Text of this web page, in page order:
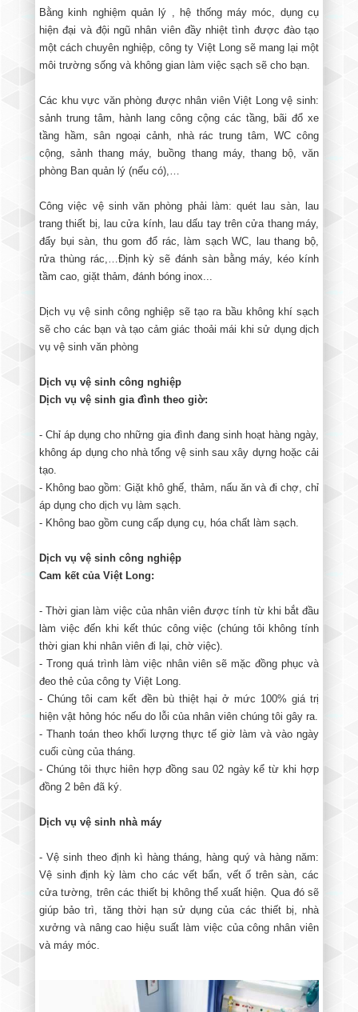
Bằng kinh nghiệm quản lý , hệ thống máy móc, dụng cụ
hiện đại và đội ngũ nhân viên đầy nhiệt tình được đào tạo
một cách chuyên nghiệp, công ty Việt Long sẽ mang lại một
môi trường sống và không gian làm việc sạch sẽ cho bạn.
Các khu vực văn phòng được nhân viên Việt Long vệ sinh:
sảnh trung tâm, hành lang công cộng các tầng, bãi đổ xe
tầng hầm, sân ngoại cảnh, nhà rác trung tâm, WC công
cộng, sảnh thang máy, buồng thang máy, thang bộ, văn
phòng Ban quản lý (nếu có),…
Công việc vệ sinh văn phòng phải làm: quét lau sàn, lau
trang thiết bị, lau cửa kính, lau dấu tay trên cửa thang máy,
đẩy bụi sàn, thu gom đổ rác, làm sạch WC, lau thang bộ,
rửa thùng rác,…Định kỳ sẽ đánh sàn bằng máy, kéo kính
tầm cao, giặt thảm, đánh bóng inox...
Dịch vụ vệ sinh công nghiệp sẽ tạo ra bầu không khí sạch
sẽ cho các bạn và tạo cảm giác thoải mái khi sử dụng dịch
vụ vệ sinh văn phòng
Dịch vụ vệ sinh công nghiệp
Dịch vụ vệ sinh gia đình theo giờ:
- Chỉ áp dụng cho những gia đình đang sinh hoạt hàng ngày,
không áp dụng cho nhà tổng vệ sinh sau xây dựng hoặc cải
tạo.
- Không bao gồm: Giặt khô ghế, thảm, nấu ăn và đi chợ, chỉ
áp dụng cho dịch vụ làm sạch.
- Không bao gồm cung cấp dụng cụ, hóa chất làm sạch.
Dịch vụ vệ sinh công nghiệp
Cam kết của Việt Long:
- Thời gian làm việc của nhân viên được tính từ khi bắt đầu
làm việc đến khi kết thúc công việc (chúng tôi không tính
thời gian khi nhân viên đi lại, chờ việc).
- Trong quá trình làm việc nhân viên sẽ mặc đồng phục và
đeo thẻ của công ty Việt Long.
- Chúng tôi cam kết đền bù thiệt hại ở mức 100% giá trị
hiện vật hỏng hóc nếu do lỗi của nhân viên chúng tôi gây ra.
- Thanh toán theo khối lượng thực tế giờ làm và vào ngày
cuối cùng của tháng.
- Chúng tôi thực hiên hợp đồng sau 02 ngày kể từ khi hợp
đồng 2 bên đã ký.
Dịch vụ vệ sinh nhà máy
- Vệ sinh theo định kì hàng tháng, hàng quý và hàng năm:
Vệ sinh định kỳ làm cho các vết bẩn, vết ố trên sàn, các
cửa tường, trên các thiết bị không thể xuất hiện. Qua đó sẽ
giúp bảo trì, tăng thời hạn sử dụng của các thiết bị, nhà
xưởng và nâng cao hiệu suất làm việc của công nhân viên
và máy móc.